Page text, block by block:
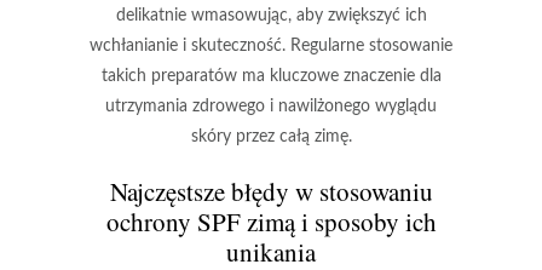
delikatnie wmasowując, aby zwiększyć ich
wchłanianie i skuteczność. Regularne stosowanie
takich preparatów ma kluczowe znaczenie dla
utrzymania zdrowego i nawilżonego wyglądu
skóry przez całą zimę.
Najczęstsze błędy w stosowaniu
ochrony SPF zimą i sposoby ich
unikania